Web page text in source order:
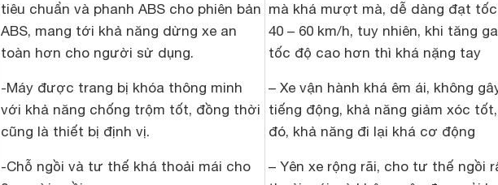
tiêu chuẩn và phanh ABS cho phiên bản
ABS, mang tới khả năng dừng xe an
toàn hơn cho người sử dụng.
-Máy được trang bị khóa thông minh
với khả năng chống trộm tốt, đồng thời
cũng là thiết bị định vị.
-Chỗ ngồi và tư thế khá thoải mái cho
mà khá mượt mà, dễ dàng đạt
40 – 60 km/h, tuy nhiên, khi tăng
tốc độ cao hơn thì khá nặng tay
– Xe vận hành khá êm ái, không
tiếng động, khả năng giảm xóc
đó, khả năng đi lại khá cơ động
– Yên xe rộng rãi, cho tư thế ngồi